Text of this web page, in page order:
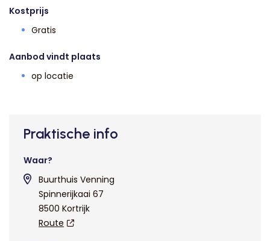
Kostprijs
Gratis
Aanbod vindt plaats
op locatie
Praktische info
Waar?
Buurthuis Venning
Spinnerijkaai 67
8500 Kortrijk
Route